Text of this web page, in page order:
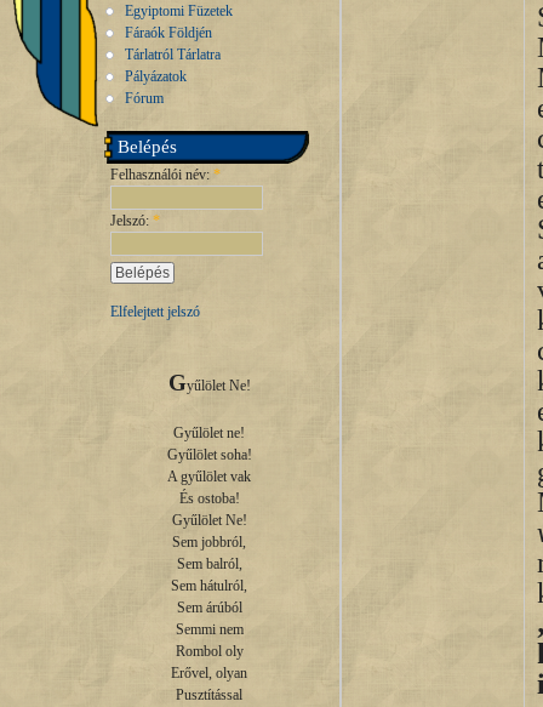
Egyiptomi Füzetek
Fáraók Földjén
Tárlatról Tárlatra
Pályázatok
Fórum
Belépés
Felhasználói név: *
Jelszó: *
Elfelejtett jelszó
Gyűlölet Ne!
Gyűlölet ne!
Gyűlölet soha!
A gyűlölet vak
És ostoba!
Gyűlölet Ne!
Sem jobbról,
Sem balról,
Sem hátulról,
Sem árúból
Semmi nem
Rombol oly
Erővel, olyan
Pusztítással